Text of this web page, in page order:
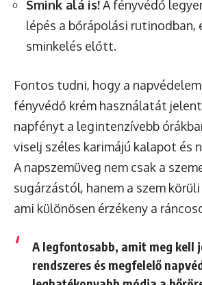
Smink alá is!A fényvédő
lépés a bőrápolási rutinodban,
sminkelés előtt.
Fontos tudni, hogy a
fényvédő krém használatát
napfényt a legintenzívebb
viselj széles karimájú kalapot és
A napszemüveg nem csak a
sugárzástól, hanem a szem
ami különösen érzékeny a
A legfontosabb, amit meg kell
rendszeres és megfelelő